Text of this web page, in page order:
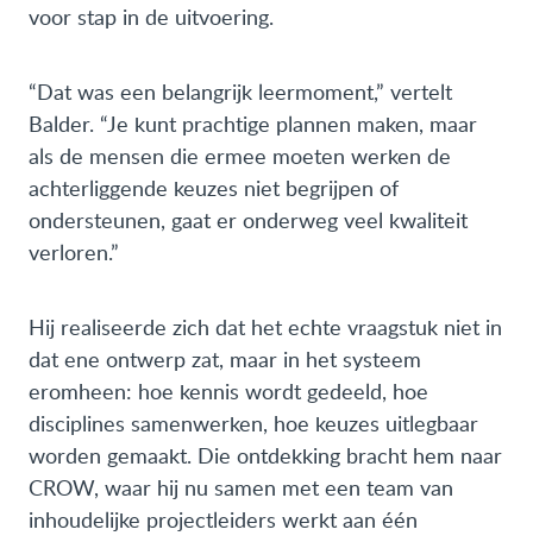
voor stap in de uitvoering.
“Dat was een belangrijk leermoment,” vertelt
Balder. “Je kunt prachtige plannen maken, maar
als de mensen die ermee moeten werken de
achterliggende keuzes niet begrijpen of
ondersteunen, gaat er onderweg veel kwaliteit
verloren.”
Hij realiseerde zich dat het echte vraagstuk niet in
dat ene ontwerp zat, maar in het systeem
eromheen: hoe kennis wordt gedeeld, hoe
disciplines samenwerken, hoe keuzes uitlegbaar
worden gemaakt. Die ontdekking bracht hem naar
CROW, waar hij nu samen met een team van
inhoudelijke projectleiders werkt aan één